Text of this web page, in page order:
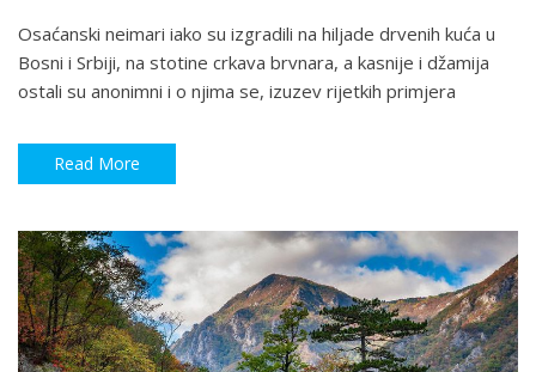
Osaćanski neimari iako su izgradili na hiljade drvenih kuća u
Bosni i Srbiji, na stotine crkava brvnara, a kasnije i džamija
ostali su anonimni i o njima se, izuzev rijetkih primjera
Read More